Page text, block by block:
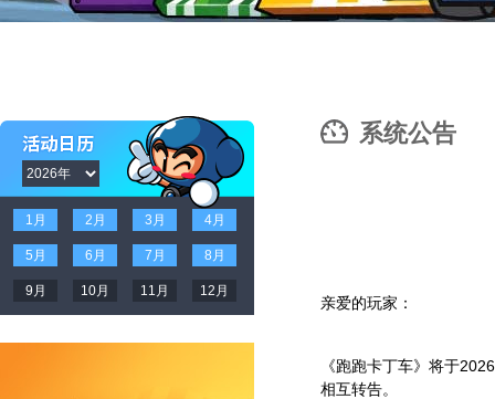
1月 2月 3月 4月
5月 6月 7月 8月
9月 10月 11月 12月
系统公告
亲爱的玩家：
《跑跑卡丁车》将于
相互转告。